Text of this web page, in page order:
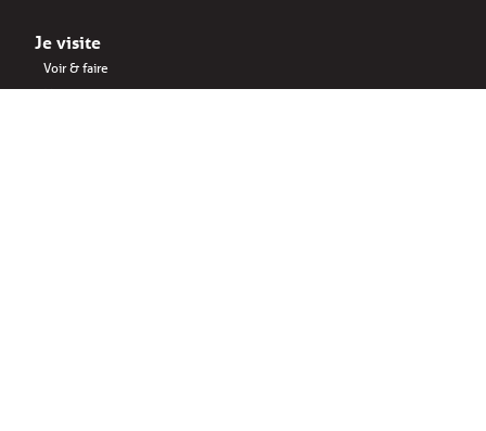
Je visite
Voir & faire
Manger